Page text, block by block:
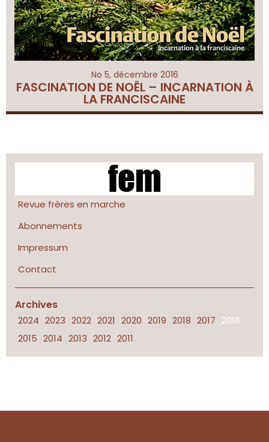
No 5, décembre 2016
FASCINATION DE NOËL – INCARNATION À
LA FRANCISCAINE
Revue frères en marche
Abonnements
Impressum
Contact
Archives
2024 2023 2022 2021 2020 2019 2018 2017 2016
2015 2014 2013 2012 2011